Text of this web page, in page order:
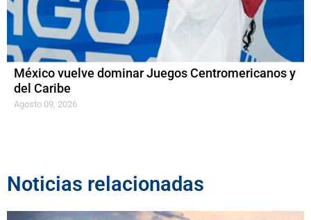
México vuelve dominar Juegos Centromericanos y
del Caribe
Agosto 09, 2026
Noticias relacionadas